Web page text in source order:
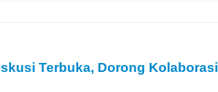
Terbuka, Dorong Kolaborasi